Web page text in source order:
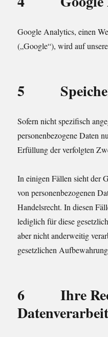
Google Analytics, einen
(„Google“), wird auf
5
Sofern nicht spezifisch
personenbezogene Daten
Erfüllung der verfolgten
In einigen Fällen sieht der
von personenbezogenen
Handelsrecht. In diesen
lediglich für diese
aber nicht anderweitig
gesetzlichen
6 Ihre